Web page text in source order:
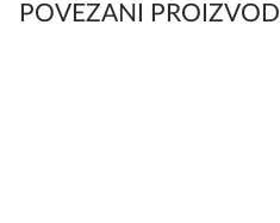
POVEZANI PROIZVODI